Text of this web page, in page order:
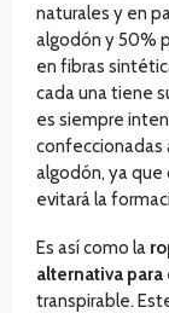
naturales y en
algodón y 50%
en fibras
cada una tiene
es siempre
confeccionadas
algodón, ya
evitará la
Es así como la
alternativa para
transpirable.